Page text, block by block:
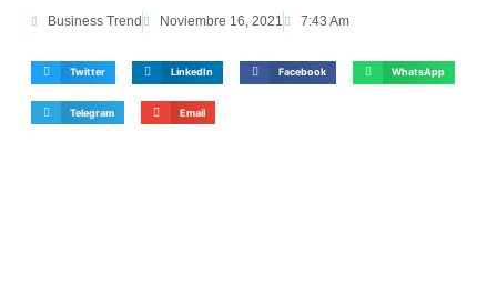
Business Trend Noviembre 16, 2021 7:43 Am
Twitter LinkedIn Facebook WhatsApp
Telegram Email